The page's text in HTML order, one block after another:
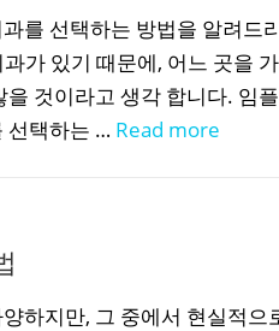
를 선택하는 방법을 알려드
가 있기 때문에, 어느 곳을 가
것이라고 생각 합니다. 임플
선택하는 … Read more
하지만, 그 중에서 현실적으